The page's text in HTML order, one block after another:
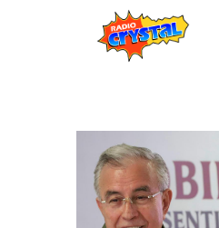
Estaciones
Eventos
Promociones